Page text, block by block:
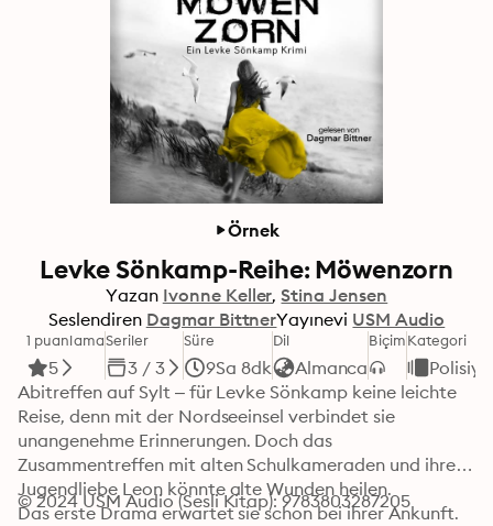
Örnek
Levke Sönkamp-Reihe: Möwenzorn
Yazan Ivonne Keller Stina Jensen
Seslendiren Dagmar BittnerYayınevi USM Audio
1 puanlama
5
Seriler
3 / 3
Süre
9Sa 8dk
Dil
Almanca
BiçimKategori
Polisiye
Abitreffen auf Sylt – für Levke Sönkamp keine leichte
Reise, denn mit der Nordseeinsel verbindet sie
unangenehme Erinnerungen. Doch das
Zusammentreffen mit alten Schulkameraden und ihrer
Jugendliebe Leon könnte alte Wunden heilen.
Das erste Drama erwartet sie schon bei ihrer Ankunft.
© 2024 USM Audio (Sesli Kitap): 9783803287205